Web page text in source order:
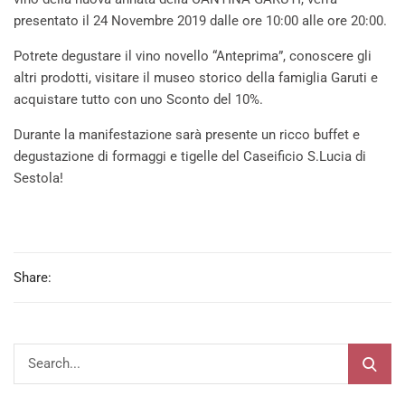
presentato il 24 Novembre 2019 dalle ore 10:00 alle ore 20:00.
Potrete degustare il vino novello “Anteprima”, conoscere gli
altri prodotti, visitare il museo storico della famiglia Garuti e
acquistare tutto con uno Sconto del 10%.
Durante la manifestazione sarà presente un ricco buffet e
degustazione di formaggi e tigelle del Caseificio S.Lucia di
Sestola!
Share: